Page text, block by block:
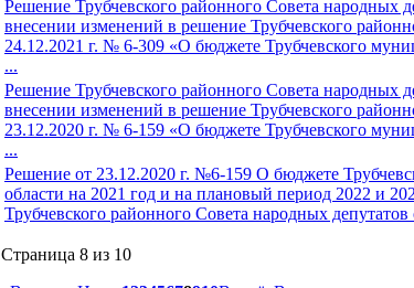
Решение Трубчевского районного Совета народных
внесении изменений в решение Трубчевского
24.12.2021 г. № 6-309 «О бюджете Трубчевского
...
Решение Трубчевского районного Совета народных
внесении изменений в решение Трубчевского
23.12.2020 г. № 6-159 «О бюджете Трубчевского
...
Решение от 23.12.2020 г. №6-159 О бюджете
области на 2021 год и на плановый период 2022 и
Трубчевского районного Совета народных
Страница 8 из 10